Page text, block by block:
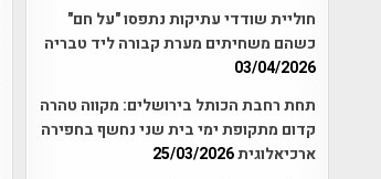
חוליית שודדי עתיקות נתפסו "על חם"
כשהם משחיתים מערת קבורה ליד טבריה
03/04/2026
תחת רחבת הכותל בירושלים: מקווה טהרה
קדום מתקופת ימי בית שני נחשף בחפירה
ארכיאלוגית25/03/2026